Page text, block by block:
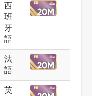
西
班
牙
語
法
語
英